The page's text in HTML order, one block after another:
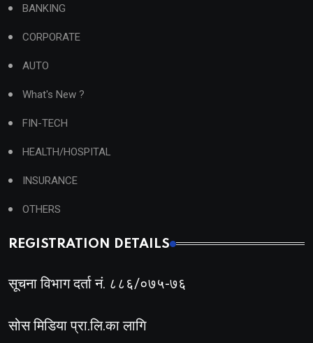
BANKING
CORPORATE
AUTO
What's New ?
FIN-TECH
HEALTH/HOSPITAL
INSURANCE
OTHERS
REGISTRATION DETAILS
सूचना विभाग दर्ता नं. ८८६/०७५-७६
सोस मिडिया प्रा.लि.का लागि